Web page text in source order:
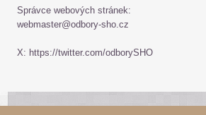
Správce webových stránek:
webmaster@odbory-sho.cz
X: https://twitter.com/odborySHO